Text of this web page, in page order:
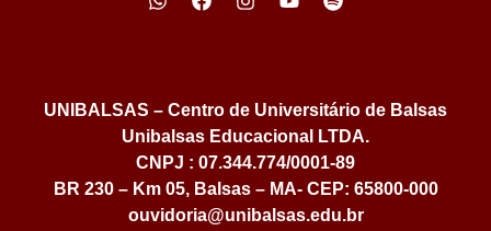
UNIBALSAS – Centro de Universitário de Balsas
Unibalsas Educacional LTDA.
CNPJ : 07.344.774/0001-89
BR 230 – Km 05, Balsas – MA- CEP: 65800-000
ouvidoria@unibalsas.edu.br